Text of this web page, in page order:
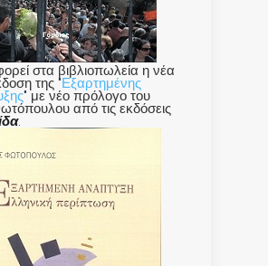
στα βιβλιοπωλεία η νέα
της "Εξαρτημένης
" με νέο πρόλογο του
από τις εκδόσεις
.